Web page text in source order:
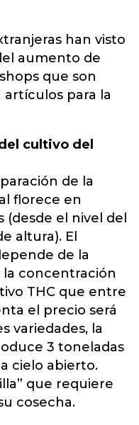
han visto
aumento de
que son
artículos para la
cultivo del
de la
florece en
(desde el nivel del
altura). El
de la
la concentración
THC que entre
el precio será
variedades, la
3 toneladas
cielo abierto.
que requiere
cosecha.